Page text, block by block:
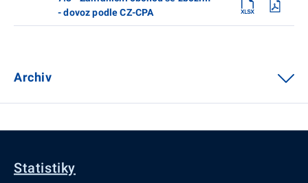
- dovoz podle CZ-CPA
Archiv
Statistiky